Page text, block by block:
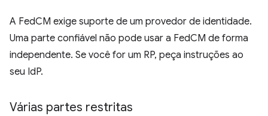
A FedCM exige suporte de um provedor de identidade.
Uma parte confiável não pode usar a FedCM de forma
independente. Se você for um RP, peça instruções ao
seu IdP.
Várias partes restritas